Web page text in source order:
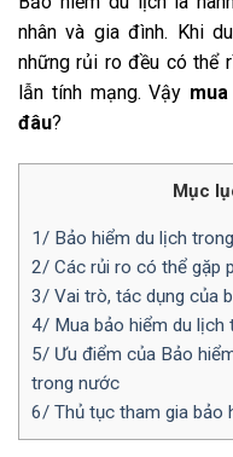
nhân và gia đình. Khi
những rủi ro đều có thể
lẫn tính mạng. Vậy
đâu?
Mục
1/ Bảo hiểm du lịch
2/ Các rủi ro có thể gặp
3/ Vai trò, tác dụng của
4/ Mua bảo hiểm du lịch
5/ Ưu điểm của Bảo
trong nước
6/ Thủ tục tham gia bảo